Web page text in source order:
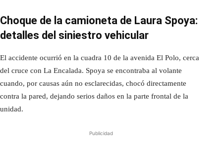
Choque de la camioneta de Laura Spoya:
detalles del siniestro vehicular
El accidente ocurrió en la cuadra 10 de la avenida El Polo, cerca
del cruce con La Encalada. Spoya se encontraba al volante
cuando, por causas aún no esclarecidas, chocó directamente
contra la pared, dejando serios daños en la parte frontal de la
unidad.
Publicidad